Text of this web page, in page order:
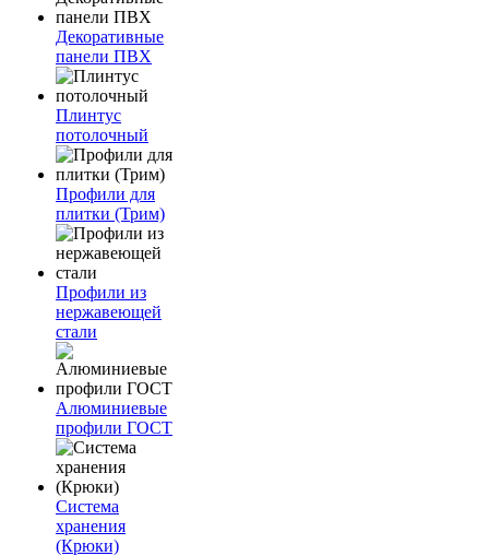
Декоративные
панели ПВХ
Плинтус
потолочный
Профили для
плитки (Трим)
Профили из
нержавеющей
стали
Алюминиевые
профили ГОСТ
Система
хранения
(Крюки)